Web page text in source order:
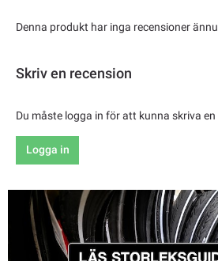
Denna produkt har inga recensioner ännu
Skriv en recension
Du måste logga in för att kunna skriva en
Logga in